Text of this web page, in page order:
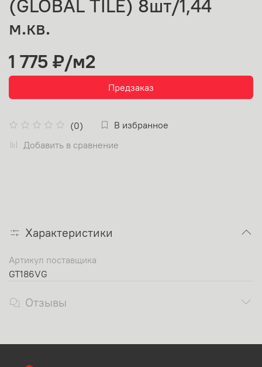
(GLOBAL TILE) 8шт/1,44
м.кв.
(0)
В избранное
Добавить в сравнение
1 775 ₽/м2
Предзаказ
Характеристики
Артикул поставщика
GT186VG
Отзывы